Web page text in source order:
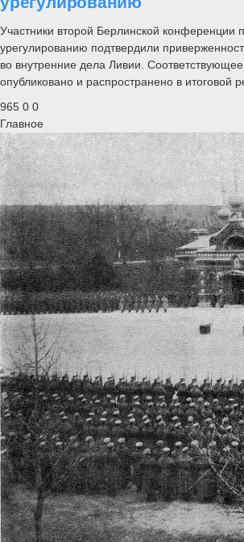
Участники второй Берлинской конференции
урегулированию подтвердили
во внутренние дела Ливии.
опубликовано и распространено в итоговой
965 0 0
Главное